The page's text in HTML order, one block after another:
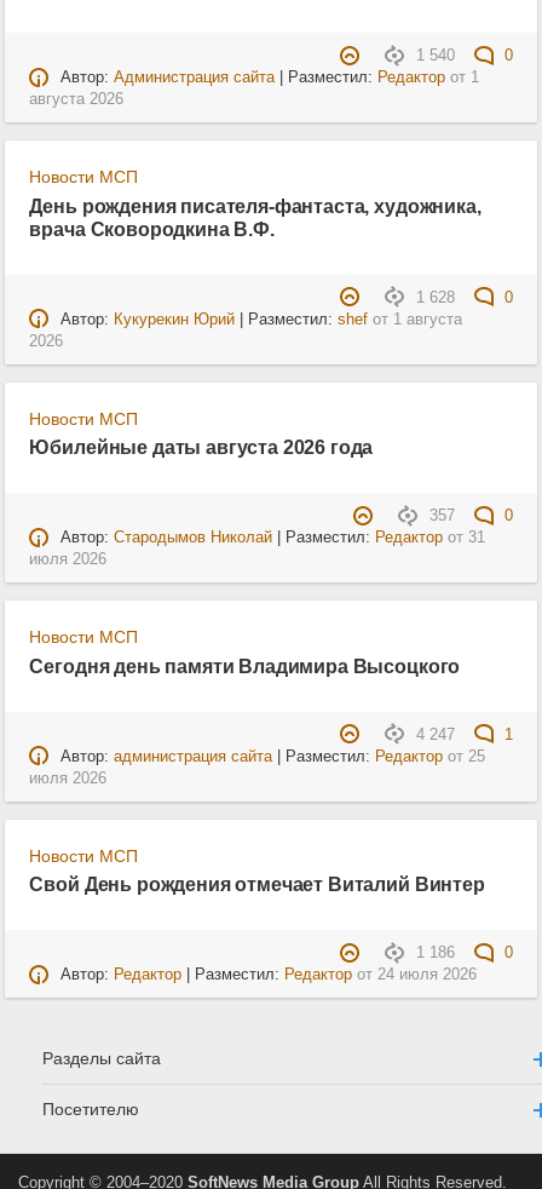
1 540
0
Автор: Администрация сайта| Разместил: Редакторот 1
августа 2026
Новости МСП
День рождения писателя-фантаста, художника,
врача Сковородкина В.Ф.
1 628
0
Автор: Кукурекин Юрий| Разместил: shefот 1 августа
2026
Новости МСП
Юбилейные даты августа 2026 года
357
0
Автор: Стародымов Николай| Разместил: Редакторот 31
июля 2026
Новости МСП
Сегодня день памяти Владимира Высоцкого
4 247
1
Автор: администрация сайта| Разместил: Редакторот 25
июля 2026
Новости МСП
Свой День рождения отмечает Виталий Винтер
1 186
0
Автор: Редактор| Разместил: Редакторот 24 июля 2026
Разделы сайта
Посетителю
Copyright © 2004–2020 SoftNews Media Group All Rights Reserved.